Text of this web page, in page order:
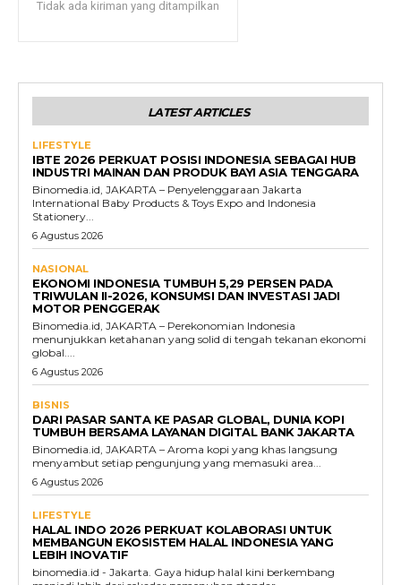
Tidak ada kiriman yang ditampilkan
LATEST ARTICLES
LIFESTYLE
IBTE 2026 PERKUAT POSISI INDONESIA SEBAGAI HUB
INDUSTRI MAINAN DAN PRODUK BAYI ASIA TENGGARA
Binomedia.id, JAKARTA – Penyelenggaraan Jakarta
International Baby Products & Toys Expo and Indonesia
Stationery...
6 Agustus 2026
NASIONAL
EKONOMI INDONESIA TUMBUH 5,29 PERSEN PADA
TRIWULAN II-2026, KONSUMSI DAN INVESTASI JADI
MOTOR PENGGERAK
Binomedia.id, JAKARTA – Perekonomian Indonesia
menunjukkan ketahanan yang solid di tengah tekanan ekonomi
global....
6 Agustus 2026
BISNIS
DARI PASAR SANTA KE PASAR GLOBAL, DUNIA KOPI
TUMBUH BERSAMA LAYANAN DIGITAL BANK JAKARTA
Binomedia.id, JAKARTA – Aroma kopi yang khas langsung
menyambut setiap pengunjung yang memasuki area...
6 Agustus 2026
LIFESTYLE
HALAL INDO 2026 PERKUAT KOLABORASI UNTUK
MEMBANGUN EKOSISTEM HALAL INDONESIA YANG
LEBIH INOVATIF
binomedia.id - Jakarta. Gaya hidup halal kini berkembang